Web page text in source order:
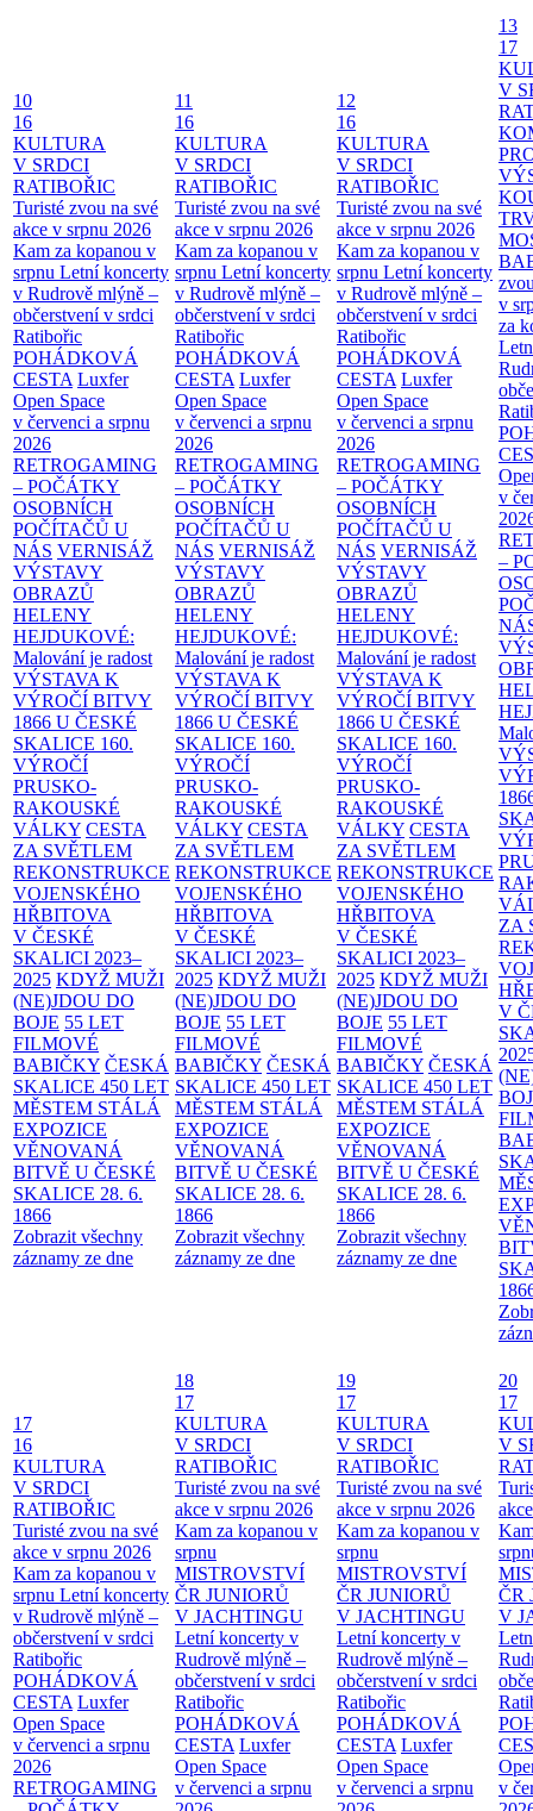
10
16
KULTURA
V SRDCI
RATIBOŘIC
Turisté zvou na své
akce v srpnu 2026
Kam za kopanou v
srpnu Letní koncerty
v Rudrově mlýně –
občerstvení v srdci
Ratibořic
POHÁDKOVÁ
CESTA Luxfer
Open Space
v červenci a srpnu
2026
RETROGAMING
– POČÁTKY
OSOBNÍCH
POČÍTAČŮ U
NÁS VERNISÁŽ
VÝSTAVY
OBRAZŮ
HELENY
HEJDUKOVÉ:
Malování je radost
VÝSTAVA K
VÝROČÍ BITVY
1866 U ČESKÉ
SKALICE 160.
VÝROČÍ
PRUSKO-
RAKOUSKÉ
VÁLKY CESTA
ZA SVĚTLEM
REKONSTRUKCE
VOJENSKÉHO
HŘBITOVA
V ČESKÉ
SKALICI 2023–
2025 KDYŽ MUŽI
(NE)JDOU DO
BOJE 55 LET
FILMOVÉ
BABIČKY ČESKÁ
SKALICE 450 LET
MĚSTEM STÁLÁ
EXPOZICE
VĚNOVANÁ
BITVĚ U ČESKÉ
SKALICE 28. 6.
1866
Zobrazit všechny
záznamy ze dne
11
16
KULTURA
V SRDCI
RATIBOŘIC
Turisté zvou na své
akce v srpnu 2026
Kam za kopanou v
srpnu Letní koncerty
v Rudrově mlýně –
občerstvení v srdci
Ratibořic
POHÁDKOVÁ
CESTA Luxfer
Open Space
v červenci a srpnu
2026
RETROGAMING
– POČÁTKY
OSOBNÍCH
POČÍTAČŮ U
NÁS VERNISÁŽ
VÝSTAVY
OBRAZŮ
HELENY
HEJDUKOVÉ:
Malování je radost
VÝSTAVA K
VÝROČÍ BITVY
1866 U ČESKÉ
SKALICE 160.
VÝROČÍ
PRUSKO-
RAKOUSKÉ
VÁLKY CESTA
ZA SVĚTLEM
REKONSTRUKCE
VOJENSKÉHO
HŘBITOVA
V ČESKÉ
SKALICI 2023–
2025 KDYŽ MUŽI
(NE)JDOU DO
BOJE 55 LET
FILMOVÉ
BABIČKY ČESKÁ
SKALICE 450 LET
MĚSTEM STÁLÁ
EXPOZICE
VĚNOVANÁ
BITVĚ U ČESKÉ
SKALICE 28. 6.
1866
Zobrazit všechny
záznamy ze dne
12
16
KULTURA
V SRDCI
RATIBOŘIC
Turisté zvou na své
akce v srpnu 2026
Kam za kopanou v
srpnu Letní koncerty
v Rudrově mlýně –
občerstvení v srdci
Ratibořic
POHÁDKOVÁ
CESTA Luxfer
Open Space
v červenci a srpnu
2026
RETROGAMING
– POČÁTKY
OSOBNÍCH
POČÍTAČŮ U
NÁS VERNISÁŽ
VÝSTAVY
OBRAZŮ
HELENY
HEJDUKOVÉ:
Malování je radost
VÝSTAVA K
VÝROČÍ BITVY
1866 U ČESKÉ
SKALICE 160.
VÝROČÍ
PRUSKO-
RAKOUSKÉ
VÁLKY CESTA
ZA SVĚTLEM
REKONSTRUKCE
VOJENSKÉHO
HŘBITOVA
V ČESKÉ
SKALICI 2023–
2025 KDYŽ MUŽI
(NE)JDOU DO
BOJE 55 LET
FILMOVÉ
BABIČKY ČESKÁ
SKALICE 450 LET
MĚSTEM STÁLÁ
EXPOZICE
VĚNOVANÁ
BITVĚ U ČESKÉ
SKALICE 28. 6.
1866
Zobrazit všechny
záznamy ze dne
13
17
V
v
za
v
–
ZA
V
17
16
KULTURA
V SRDCI
RATIBOŘIC
Turisté zvou na své
akce v srpnu 2026
Kam za kopanou v
srpnu Letní koncerty
v Rudrově mlýně –
občerstvení v srdci
Ratibořic
POHÁDKOVÁ
CESTA Luxfer
Open Space
v červenci a srpnu
2026
RETROGAMING
18
17
KULTURA
V SRDCI
RATIBOŘIC
Turisté zvou na své
akce v srpnu 2026
Kam za kopanou v
srpnu
MISTROVSTVÍ
ČR JUNIORŮ
V JACHTINGU
Letní koncerty v
Rudrově mlýně –
občerstvení v srdci
Ratibořic
POHÁDKOVÁ
CESTA Luxfer
Open Space
v červenci a srpnu
19
17
KULTURA
V SRDCI
RATIBOŘIC
Turisté zvou na své
akce v srpnu 2026
Kam za kopanou v
srpnu
MISTROVSTVÍ
ČR JUNIORŮ
V JACHTINGU
Letní koncerty v
Rudrově mlýně –
občerstvení v srdci
Ratibořic
POHÁDKOVÁ
CESTA Luxfer
Open Space
v červenci a srpnu
20
17
V
ČR
V
v